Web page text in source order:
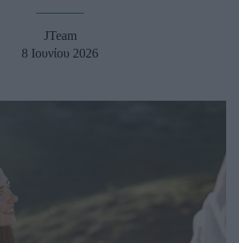
JTeam
8 Ιουνίου 2026